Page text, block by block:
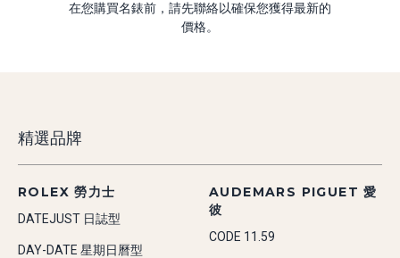
在您購買名錶前，請先聯絡以確保您獲得最新的
價格。
精選品牌
ROLEX 勞力士
DATEJUST 日誌型
DAY-DATE 星期日曆型
AUDEMARS PIGUET 愛
彼
CODE 11.59